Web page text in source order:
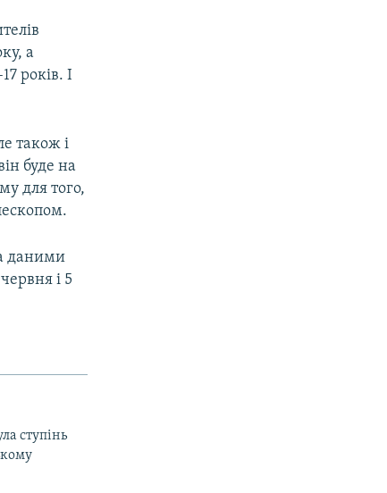
а
років. І
також і
буде на
для того,
даними
і 5
ступінь